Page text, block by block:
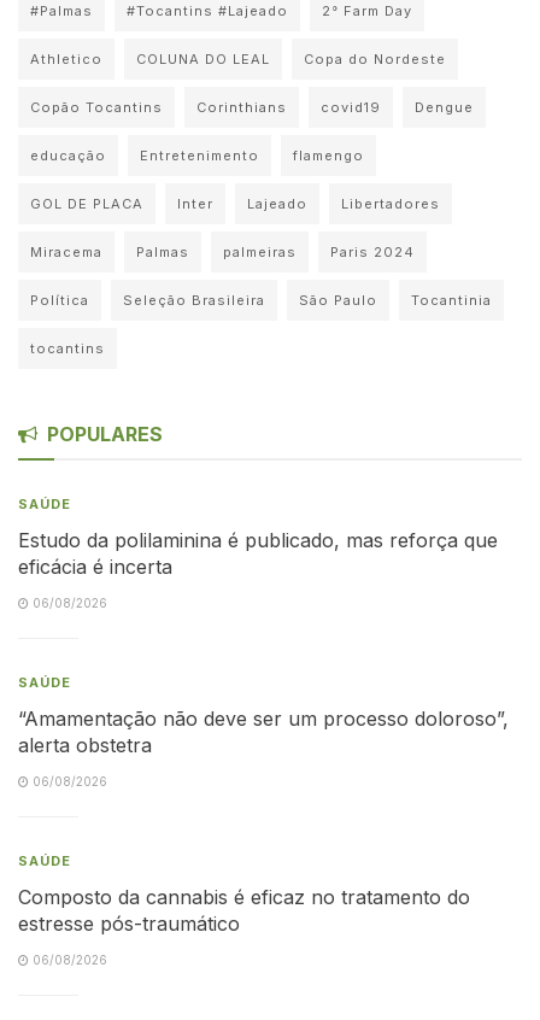
#Palmas #Tocantins #Lajeado 2° Farm Day
Athletico COLUNA DO LEAL Copa do Nordeste
Copão Tocantins Corinthians covid19 Dengue
educação Entretenimento flamengo
GOL DE PLACA Inter Lajeado Libertadores
Miracema Palmas palmeiras Paris 2024
Política Seleção Brasileira São Paulo Tocantinia
tocantins
POPULARES
SAÚDE
Estudo da polilaminina é publicado, mas reforça que
eficácia é incerta
06/08/2026
SAÚDE
“Amamentação não deve ser um processo doloroso”,
alerta obstetra
06/08/2026
SAÚDE
Composto da cannabis é eficaz no tratamento do
estresse pós-traumático
06/08/2026